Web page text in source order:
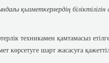
қызметкерлердің
техникамен қамтамасыз
көрсетуге шарт жасасуға